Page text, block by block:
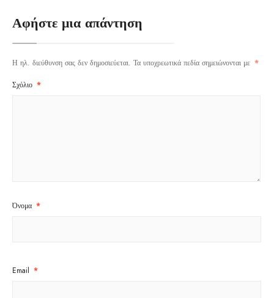
Αφήστε μια απάντηση
Η ηλ. διεύθυνση σας δεν δημοσιεύεται. Τα υποχρεωτικά πεδία σημειώνονται με *
Σχόλιο *
Όνομα *
Email *